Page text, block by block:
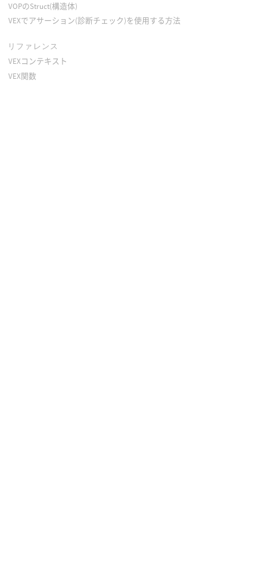
VOPのStruct(構造体)
VEXでアサーション(診断チェック)を使用する方法
リファレンス
VEXコンテキスト
VEX関数